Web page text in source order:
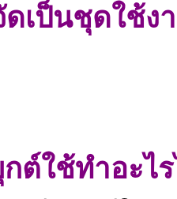
ดเป็นชุดใช้
ต์ใช้ทำอะไ